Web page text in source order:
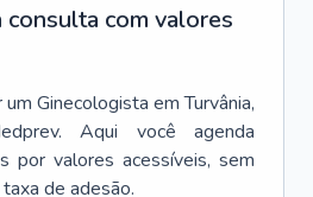
com valores
um Ginecologista em Turvânia,
Aqui você agenda
por valores acessíveis, sem
de adesão.